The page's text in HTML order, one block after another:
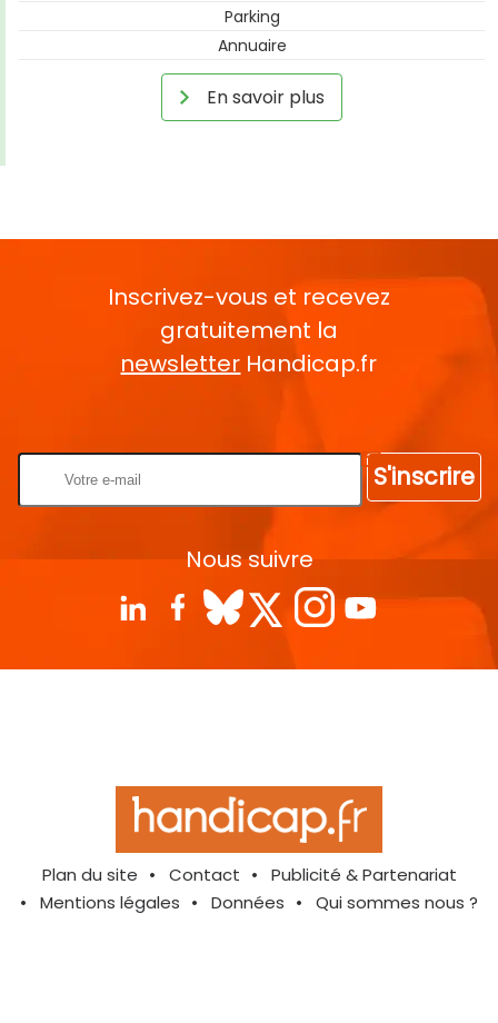
Parking
Annuaire
En savoir plus
Inscrivez-vous et recevez
gratuitement la
newsletter Handicap.fr
S'inscrire
Nous suivre
Plan du site Contact
Publicité & Partenariat
Mentions légales
Données Qui sommes nous ?